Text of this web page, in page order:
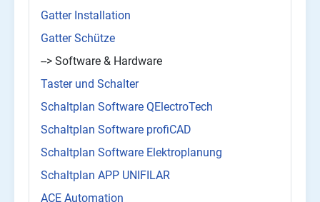
Gatter Installation
Gatter Schütze
--> Software & Hardware
Taster und Schalter
Schaltplan Software QElectroTech
Schaltplan Software profiCAD
Schaltplan Software Elektroplanung
Schaltplan APP UNIFILAR
ACE Automation